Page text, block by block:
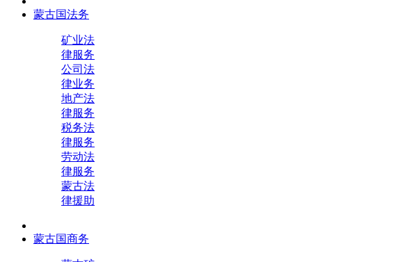
蒙古国法务
矿业法
律服务
公司法
律业务
地产法
律服务
税务法
律服务
劳动法
律服务
蒙古法
律援助
蒙古国商务